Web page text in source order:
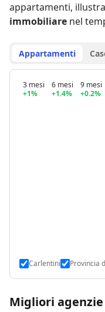
appartamenti,
immobiliare nel
Appartamenti
3 mesi
+1%
6 mesi
+1.4%
9 mesi
+0.2%
Carlentini Provincia
Migliori